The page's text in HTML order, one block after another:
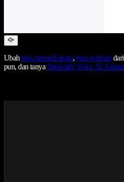
Ubahteks menjadi suara,buat podcastdari
pun, dan tanya Speechify Voice AI